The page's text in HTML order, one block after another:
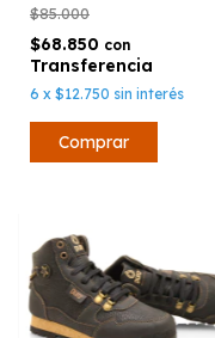
$85.000
$68.850 con
6 x $12.750 sin interés